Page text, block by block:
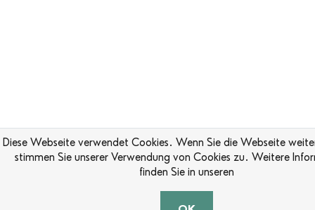
Diese Webseite verwendet Cookies. Wenn Sie die Webseite
stimmen Sie unserer Verwendung von Cookies zu. Weitere
finden Sie in unseren